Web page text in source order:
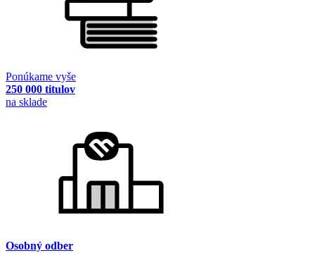
Ponúkame vyše
250 000 titulov
na sklade
Osobný odber